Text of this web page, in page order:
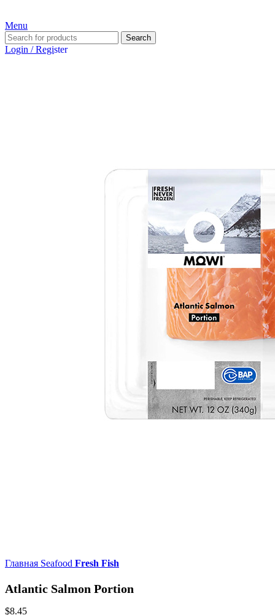
Menu
Search
Login / Register
Главная Seafood Fresh Fish
Atlantic Salmon Portion
$8.45